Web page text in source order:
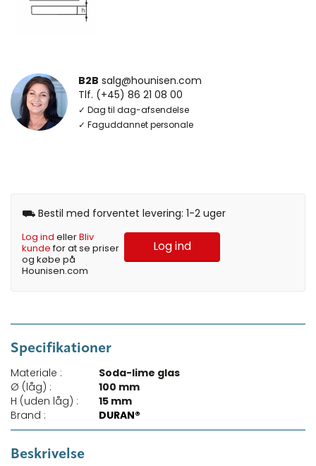
B2B salg@hounisen.com
Tlf. (+45) 86 21 08 00
✓ Dag til dag-afsendelse
✓ Faguddannet personale
⛟ Bestil med forventet levering: 1-2 uger
Log ind ellerBliv
kundefor at se priser
og købe på
Hounisen.com
Log ind
Specifikationer
Materiale :
Soda-lime glas
Ø (låg) :
100 mm
H (uden låg) :
15 mm
Brand :
DURAN®
Beskrivelse